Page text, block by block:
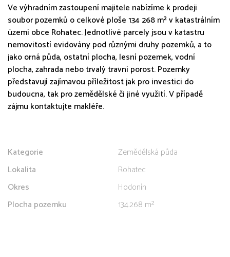
Ve výhradním zastoupení majitele nabízíme k prodeji
soubor pozemků o celkové ploše 134 268 m² v katastrálním
území obce Rohatec. Jednotlivé parcely jsou v katastru
nemovitostí evidovány pod různými druhy pozemků, a to
jako orná půda, ostatní plocha, lesní pozemek, vodní
plocha, zahrada nebo trvalý travní porost. Pozemky
představují zajímavou příležitost jak pro investici do
budoucna, tak pro zemědělské či jiné využití. V případě
zájmu kontaktujte makléře.
Kategorie
Zemědělská půda
Lokalita
Rohatec
Okres
Hodonín
Plocha pozemku
134.268 m²